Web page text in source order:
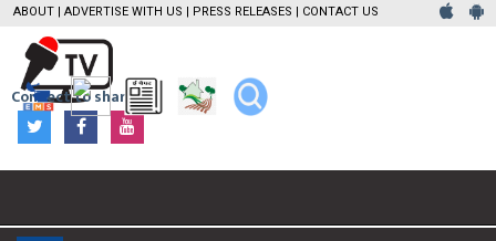
ABOUT | ADVERTISE WITH US | PRESS RELEASES | CONTACT US
Connect to share